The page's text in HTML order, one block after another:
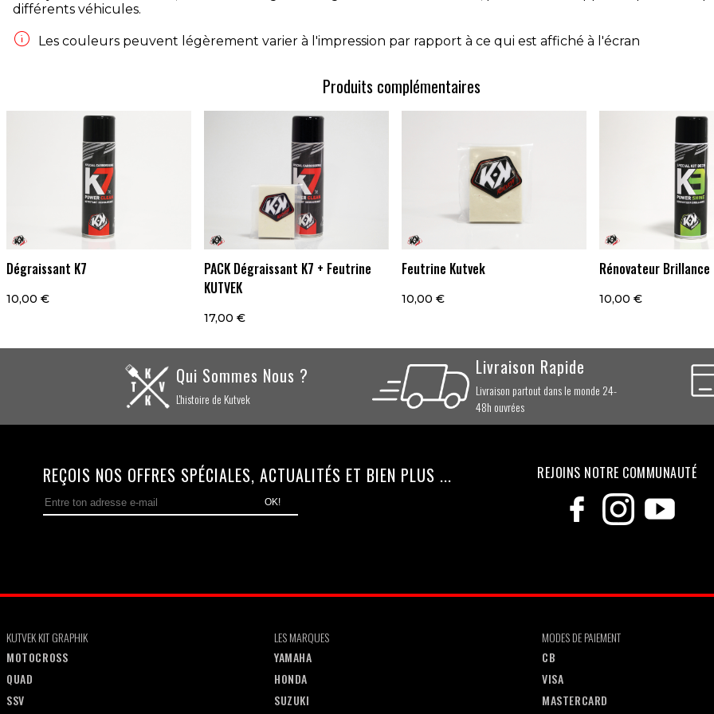
différents véhicules.
 Les couleurs peuvent légèrement varier à l'impression par rapport à ce qui est affiché à l'écran
Produits complémentaires
Dégraissant K7
10,00 €
PACK Dégraissant K7 + Feutrine
KUTVEK
17,00 €
Feutrine Kutvek
10,00 €
Rénovateur Brillance
10,00 €
Qui Sommes Nous ?
L'histoire de Kutvek
Livraison Rapide
Livraison partout dans le monde 24-
48h ouvrées
REÇOIS NOS OFFRES SPÉCIALES, ACTUALITÉS ET BIEN PLUS ...
OK!
REJOINS NOTRE COMMUNAUTÉ
KUTVEK KIT GRAPHIK
MOTOCROSS
QUAD
SSV
LES MARQUES
YAMAHA
HONDA
SUZUKI
MODES DE PAIEMENT
CB
VISA
MASTERCARD